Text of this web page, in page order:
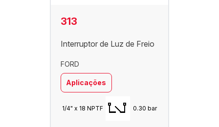
313
Interruptor de Luz de Freio
FORD
Aplicações
1/4" x 18 NPTF 0.30 bar